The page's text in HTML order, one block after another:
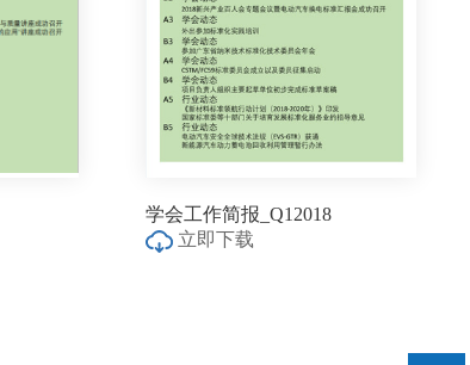
学会工作简报_Q12018
立即下载